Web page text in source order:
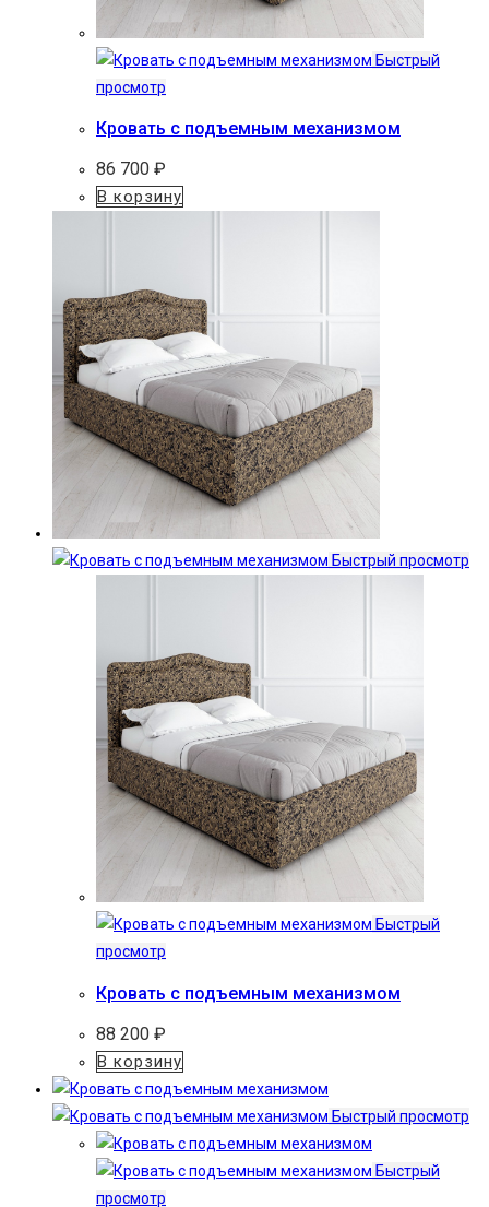
Быстрый
просмотр
Кровать с подъемным механизмом
86 700 ₽
В корзину
Быстрый просмотр
Быстрый
просмотр
Кровать с подъемным механизмом
88 200 ₽
В корзину
Быстрый просмотр
Быстрый
просмотр